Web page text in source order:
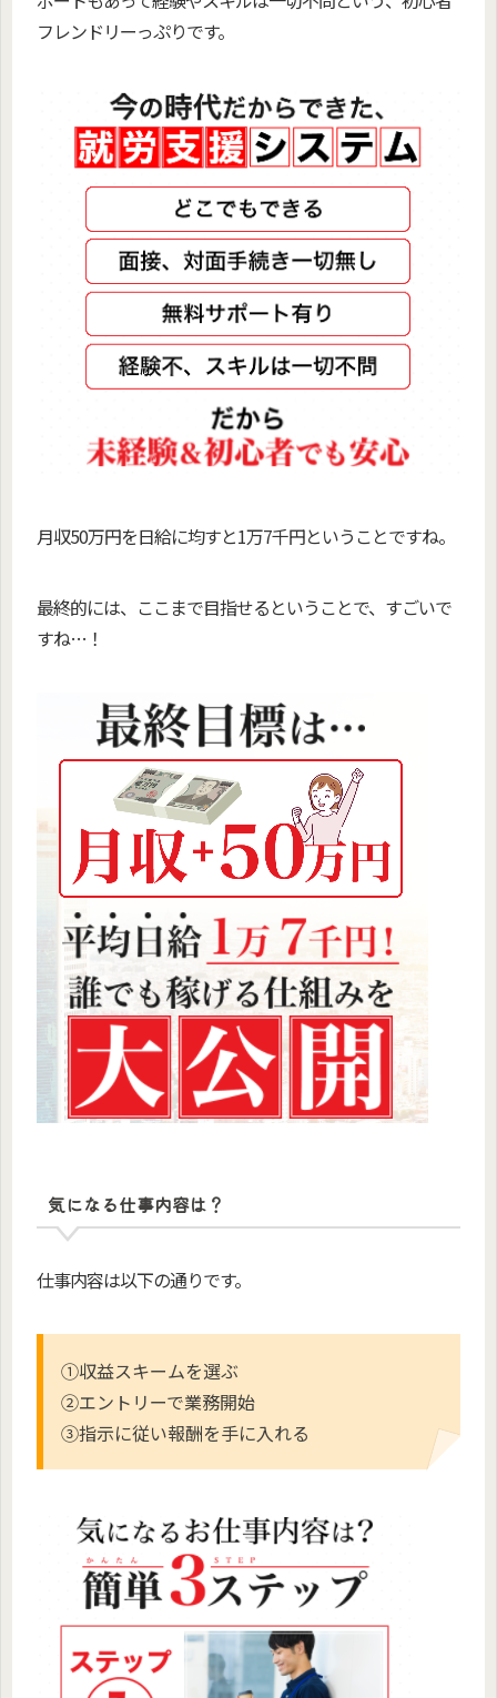
フレンドリーっぷりです。
月収50万円を日給に均すと1万7千円ということですね。
最終的には、ここまで目指せるということで、すごいで
すね…！
気になる仕事内容は？
仕事内容は以下の通りです。
①収益スキームを選ぶ
②エントリーで業務開始
③指示に従い報酬を手に入れる